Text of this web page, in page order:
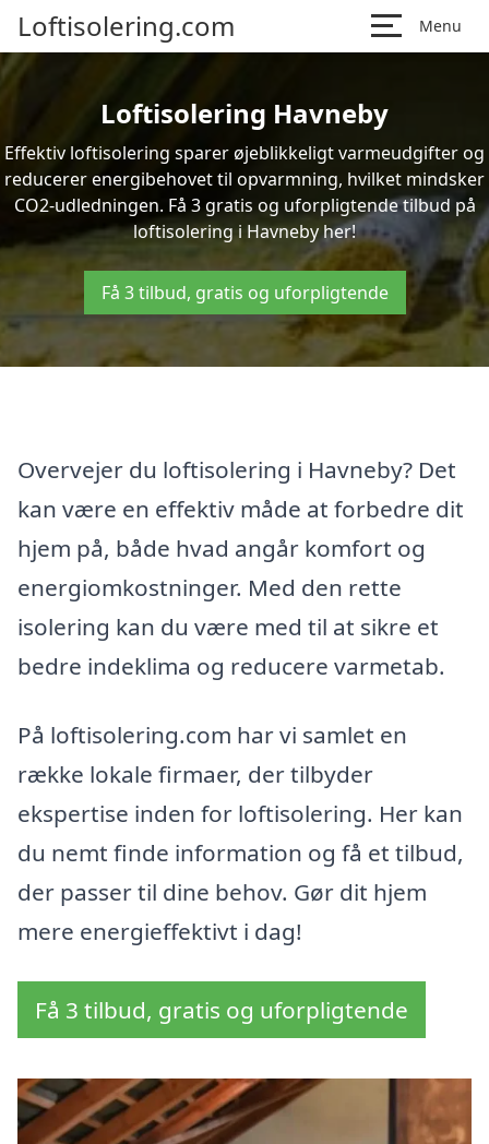
Loftisolering.com Menu
Loftisolering Havneby
Effektiv loftisolering sparer øjeblikkeligt varmeudgifter og
reducerer energibehovet til opvarmning, hvilket mindsker
CO2-udledningen. Få 3 gratis og uforpligtende tilbud på
loftisolering i Havneby her!
Få 3 tilbud, gratis og uforpligtende
Overvejer du loftisolering i Havneby? Det
kan være en effektiv måde at forbedre dit
hjem på, både hvad angår komfort og
energiomkostninger. Med den rette
isolering kan du være med til at sikre et
bedre indeklima og reducere varmetab.
På loftisolering.com har vi samlet en
række lokale firmaer, der tilbyder
ekspertise inden for loftisolering. Her kan
du nemt finde information og få et tilbud,
der passer til dine behov. Gør dit hjem
mere energieffektivt i dag!
Få 3 tilbud, gratis og uforpligtende